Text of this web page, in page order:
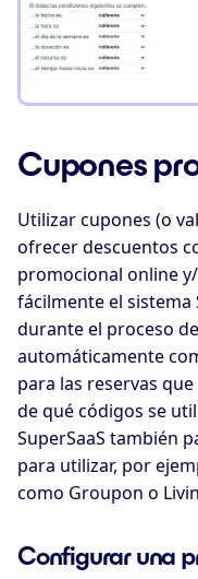
Cupones
Utilizar cupones (o
ofrecer descuentos
promocional online
fácilmente el sistema
durante el proceso
automáticamente
para las reservas
de qué códigos se
SuperSaaS también
para utilizar, por
como Groupon o
Configurar una